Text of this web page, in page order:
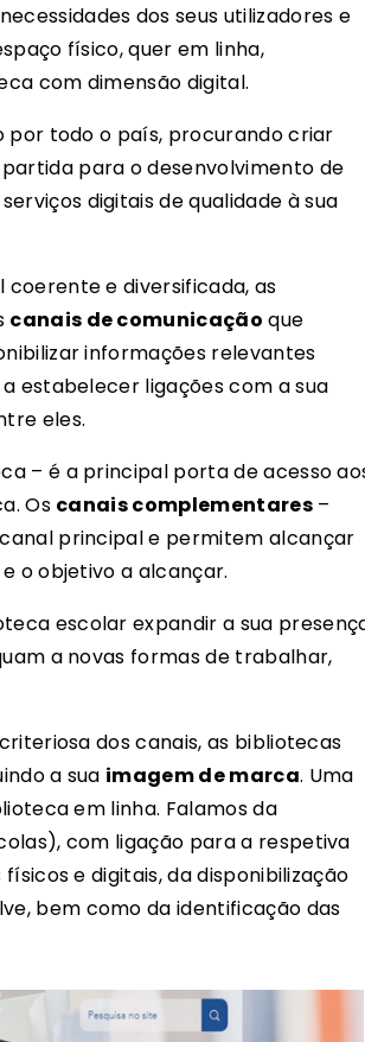
dos seus utilizadores e
físico, quer em linha,
com dimensão digital.
por todo o país, procurando criar
para o desenvolvimento de
digitais de qualidade à sua
e diversificada, as
canais de comunicação que
informações relevantes
estabelecer ligações com a sua
eles.
– é a principal porta de acesso
Os canais complementares–
principal e permitem alcançar
o objetivo a alcançar.
escolar expandir a sua
a novas formas de trabalhar,
dos canais, as bibliotecas
a sua imagem de marca. Uma
em linha. Falamos da
com ligação para a respetiva
e digitais, da disponibilização
bem como da identificação das